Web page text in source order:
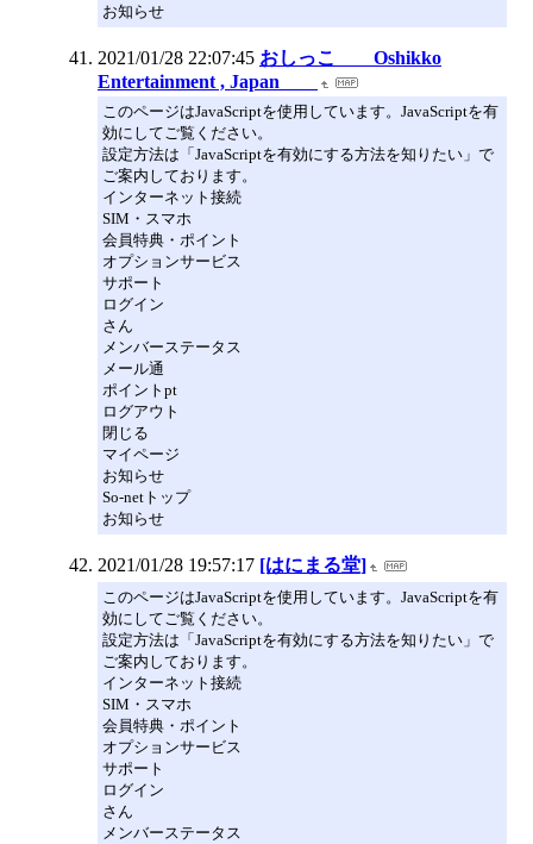
お知らせ
2021/01/28 22:07:45 おしっこ Oshikko
Entertainment , Japan
このページはJavaScriptを使用しています。JavaScriptを有
効にしてご覧ください。
設定方法は「JavaScriptを有効にする方法を知りたい」で
ご案内しております。
インターネット接続
SIM・スマホ
会員特典・ポイント
オプションサービス
サポート
ログイン
さん
メンバーステータス
メール通
ポイントpt
ログアウト
閉じる
マイページ
お知らせ
So-netトップ
お知らせ
2021/01/28 19:57:17 [はにまる堂]
このページはJavaScriptを使用しています。JavaScriptを有
効にしてご覧ください。
設定方法は「JavaScriptを有効にする方法を知りたい」で
ご案内しております。
インターネット接続
SIM・スマホ
会員特典・ポイント
オプションサービス
サポート
ログイン
さん
メンバーステータス